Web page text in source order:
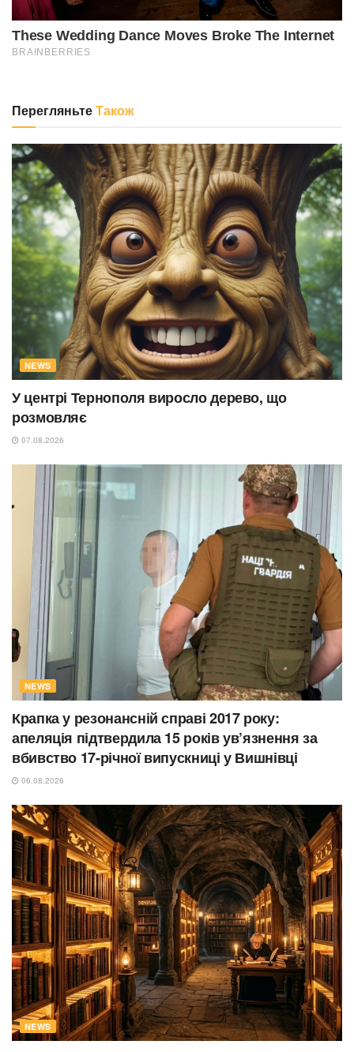
ПерегляньтеТакож
NEWS
У центрі Тернополя виросло дерево, що
розмовляє
07.08.2026
NEWS
Крапка у резонансній справі 2017 року:
апеляція підтвердила 15 років ув’язнення за
вбивство 17-річної випускниці у Вишнівці
06.08.2026
NEWS